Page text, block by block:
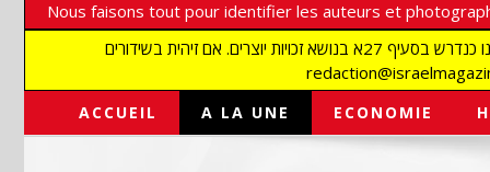
Nous faisons tout pour identifier les auteurs et
אנו עושים הכל כדי לזהות סופרים וצלמים על מנת לכבד את זכויותיהם. אנו מכבדים זכויות יוצרים ושואפים לאתר את בעלי הזכויות בתמונות המגיעות אלינו כנדרש בסעיף 27א בנושא זכויות יוצרים. אם זיהית בשידורים
ACCUEIL A LA UNE ECONOMIE